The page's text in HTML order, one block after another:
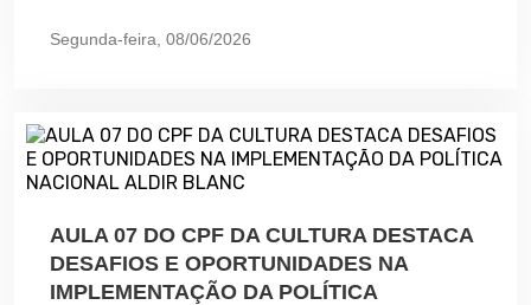
Segunda-feira, 08/06/2026
AULA 07 DO CPF DA CULTURA DESTACA
DESAFIOS E OPORTUNIDADES NA
IMPLEMENTAÇÃO DA POLÍTICA